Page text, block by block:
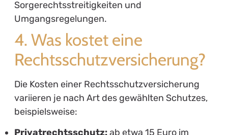
Nutzen Sie unabhängige Vergleichsportale, um
Auch persönliche Empfehlungen von
Freunden oder Familie können wertvoll sein.
6. Fazit: Welche Risiken
deckt eine gute
Rechtsschutzversicherung